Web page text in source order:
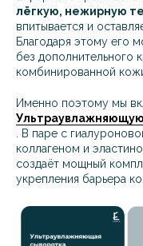
лёгкую, нежирную
впитывается и
Благодаря этому его
без дополнительного
комбинированной
Именно поэтому мы
Ультраувлажняющую
. В паре с
коллагеном и
создаёт мощный
укрепления барьера